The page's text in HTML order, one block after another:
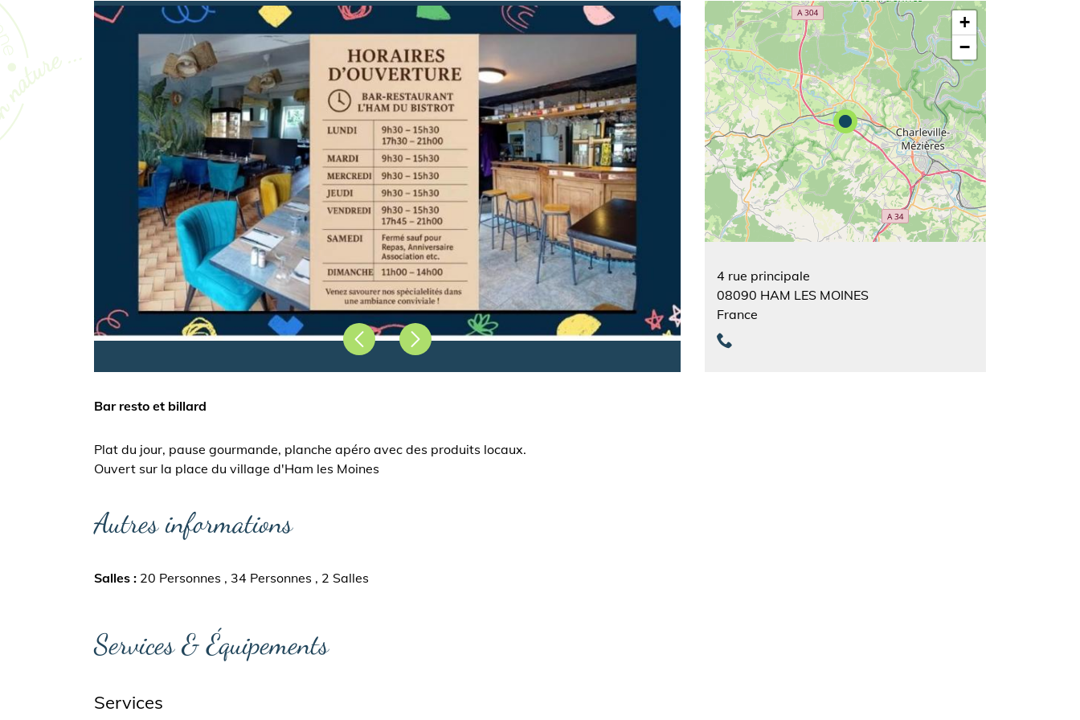
PrécédentSuivant
+
−
4 rue principale
08090 HAM LES MOINES
France
Bar resto et billard
Plat du jour, pause gourmande, planche apéro avec des produits locaux.
Ouvert sur la place du village d'Ham les Moines
Autres informations
Salles 20 Personnes 34 Personnes 2 Salles
Services & Équipements
Services